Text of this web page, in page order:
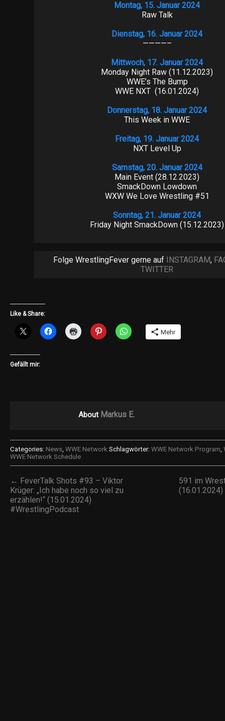
Montag, 15. Januar 2024
Raw Talk
Dienstag, 16. Januar 2024
————–
Mittwoch, 17. Januar 2024
Monday Night Raw (11.12.2023)
WWE’s The Bump
WWE NXT (16.01.2024)
Donnerstag, 18. Januar 2024
This Week in WWE
Freitag, 19. Januar 2024
NXT Level Up
Samstag, 20. Januar 2024
Main Event (28.12.2023)
SmackDown Lowdown
WXW We Love Wrestling #51
Sonntag, 21. Januar 2024
Friday Night SmackDown (15.12.2023)
Folge WrestlingFever gerne auf INSTAGRAM,
TWITTER
Like & Share:
Mehr
Gefällt mir:
About Markus E.
Categories: News, WWE Network Schlagwörter: WWE Network Program,
WWE Network Schedule
← FeverTalk Shots #93 – Viktor
Krüger: „Ich habe noch so viel zu
erzählen!“ (15.01.2024)
#WrestlingPodcast
591 im